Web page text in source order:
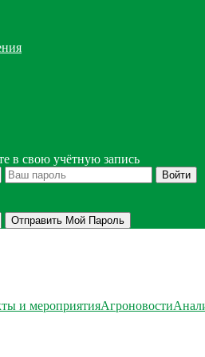
в свою учётную запись
и мероприятияАгроновости